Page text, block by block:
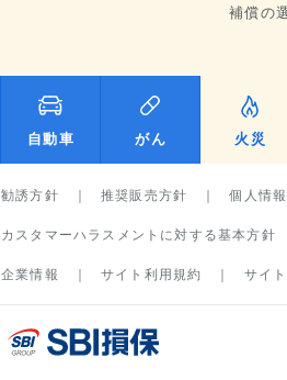
補償の
自動車 がん 火災
勧誘方針 推奨販売方針 個人情
カスタマーハラスメントに対する基本方針
企業情報 サイト利用規約 サイ